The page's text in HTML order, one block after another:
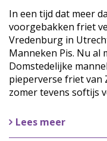
In een tijd dat meer
voorgebakken friet
Vredenburg in
Manneken Pis. Nu al
Domstedelijke
pieperverse friet van
zomer tevens softijs
Lees meer